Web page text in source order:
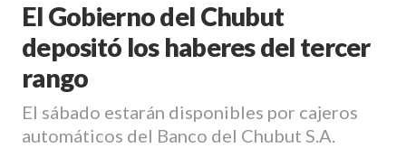
El Gobierno del Chubut
depositó los haberes del tercer
rango
El sábado estarán disponibles por cajeros
automáticos del Banco del Chubut S.A.